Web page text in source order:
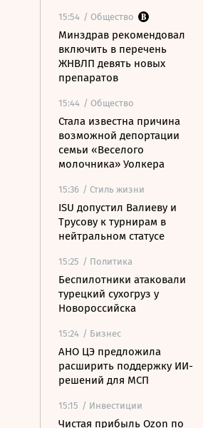
15:54 / Общество
Минздрав рекомендовал
включить в перечень
ЖНВЛП девять новых
препаратов
15:44 / Общество
Стала известна причина
возможной депортации
семьи «Веселого
молочника» Уолкера
15:36 / Стиль жизни
ISU допустил Валиеву и
Трусову к турнирам в
нейтральном статусе
15:25 / Политика
Беспилотники атаковали
турецкий сухогруз у
Новороссийска
15:24 / Бизнес
АНО ЦЭ предложила
расширить поддержку ИИ-
решений для МСП
15:15 / Инвестиции
Чистая прибыль Ozon по